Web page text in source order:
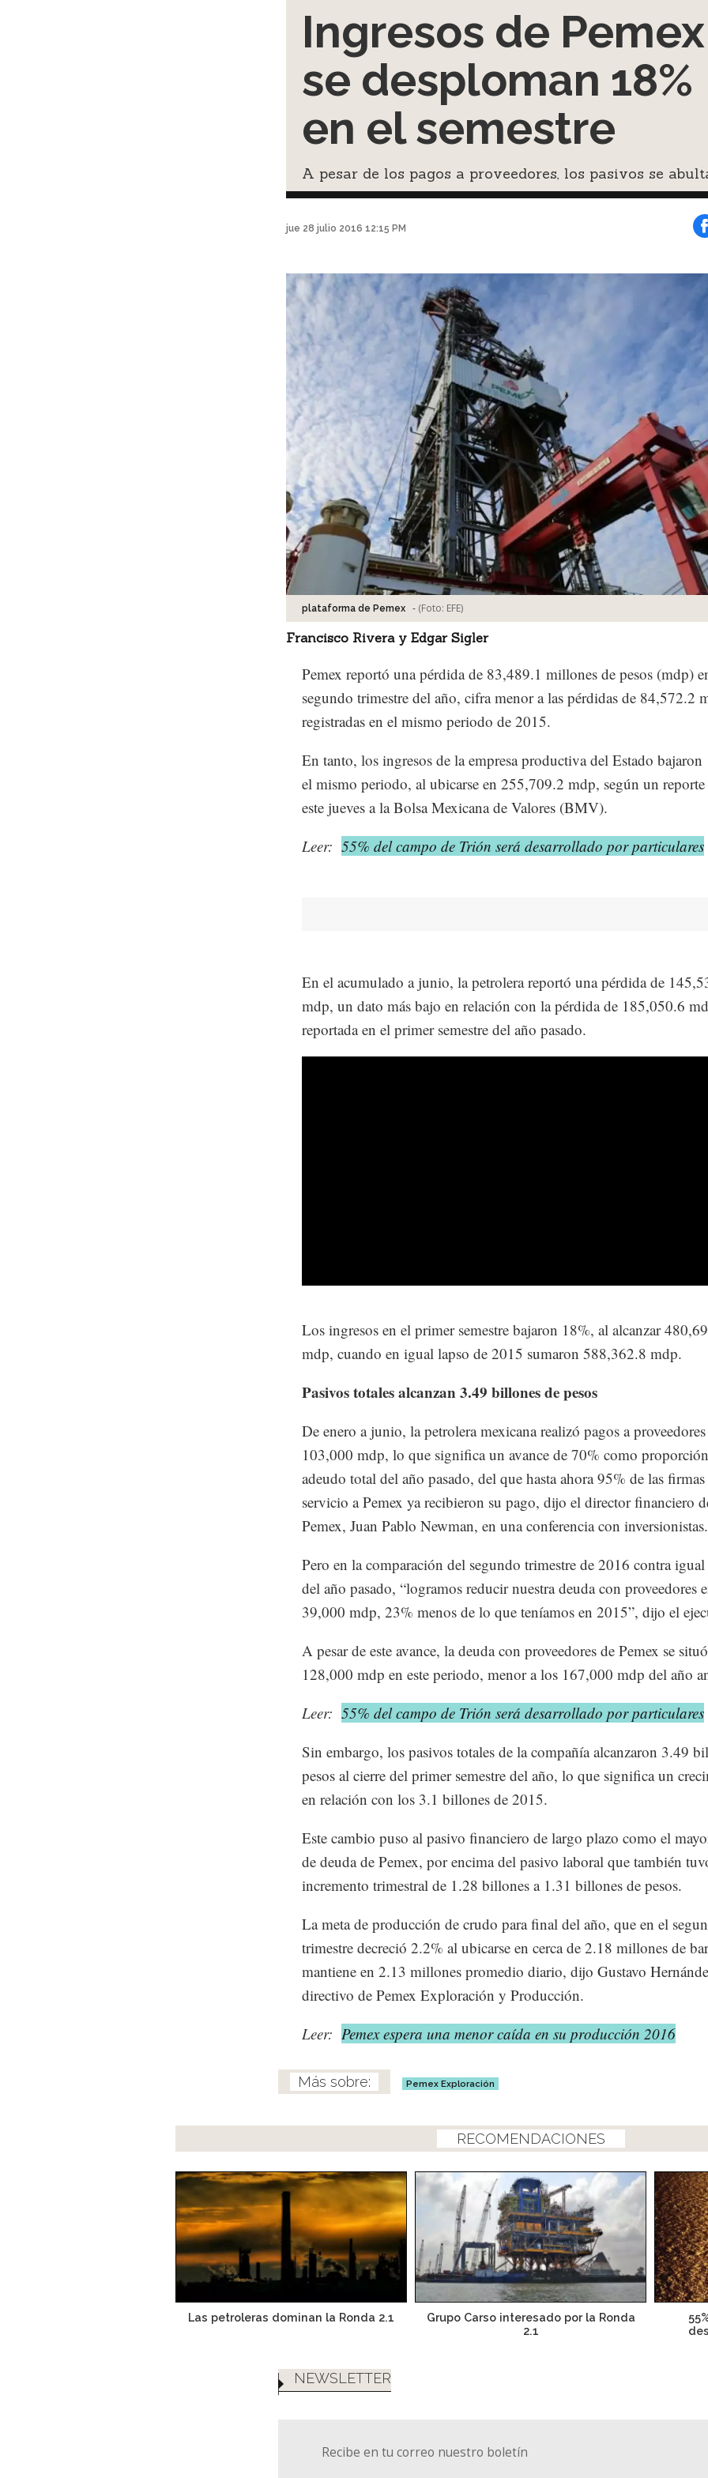
Ingresos de Pemex
se desploman 18%
en el semestre
A pesar de los pagos a proveedores, los pasivos se
jue 28 julio 2016 12:15 PM
plataforma de Pemex - (Foto: EFE)
Francisco Rivera y Edgar Sigler
Pemex reportó una pérdida de 83,489.1 millones de pesos (mdp)
segundo trimestre del año, cifra menor a las pérdidas de 84,572.2
registradas en el mismo periodo de 2015.
En tanto, los ingresos de la empresa productiva del Estado bajaron
el mismo periodo, al ubicarse en 255,709.2 mdp, según un
este jueves a la Bolsa Mexicana de Valores (BMV).
Leer: 55% del campo de Trión será desarrollado por particulares
En el acumulado a junio, la petrolera reportó una pérdida de
mdp, un dato más bajo en relación con la pérdida de 185,050.6
reportada en el primer semestre del año pasado.
Los ingresos en el primer semestre bajaron 18%, al alcanzar
mdp, cuando en igual lapso de 2015 sumaron 588,362.8 mdp.
Pasivos totales alcanzan 3.49 billones de pesos
De enero a junio, la petrolera mexicana realizó pagos a
103,000 mdp, lo que significa un avance de 70% como
adeudo total del año pasado, del que hasta ahora 95% de las
servicio a Pemex ya recibieron su pago, dijo el director financiero
Pemex, Juan Pablo Newman, en una conferencia con inversionistas.
Pero en la comparación del segundo trimestre de 2016 contra
del año pasado, “logramos reducir nuestra deuda con proveedores
39,000 mdp, 23% menos de lo que teníamos en 2015”, dijo el
A pesar de este avance, la deuda con proveedores de Pemex se
128,000 mdp en este periodo, menor a los 167,000 mdp del año
Leer: 55% del campo de Trión será desarrollado por particulares
Sin embargo, los pasivos totales de la compañía alcanzaron 3.49
pesos al cierre del primer semestre del año, lo que significa un
en relación con los 3.1 billones de 2015.
Este cambio puso al pasivo financiero de largo plazo como el
de deuda de Pemex, por encima del pasivo laboral que también
incremento trimestral de 1.28 billones a 1.31 billones de pesos.
La meta de producción de crudo para final del año, que en el
trimestre decreció 2.2% al ubicarse en cerca de 2.18 millones de
mantiene en 2.13 millones promedio diario, dijo Gustavo
directivo de Pemex Exploración y Producción.
Leer: Pemex espera una menor caída en su producción 2016
Pemex Exploración
RECOMENDACIONES
Las petroleras dominan la Ronda 2.1
Grupo Carso interesado por la Ronda
2.1
NEWSLETTER
Recibe en tu correo nuestro boletín